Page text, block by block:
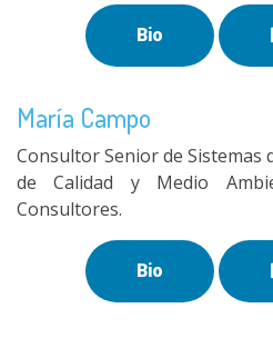
Bio
María Campo
Consultor Senior de Sistemas
de Calidad y Medio
Consultores.
Bio